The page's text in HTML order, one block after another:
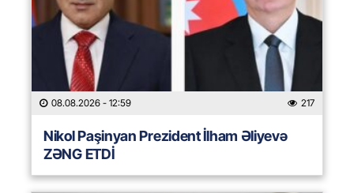
08.08.2026 - 12:59 217
Nikol Paşinyan Prezident İlham Əliyevə
ZƏNG ETDİ